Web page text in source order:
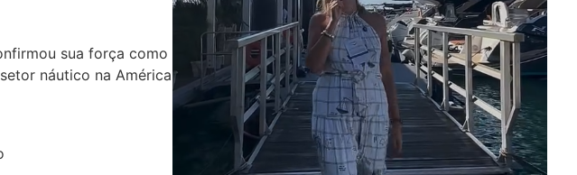
sua força como
náutico na América